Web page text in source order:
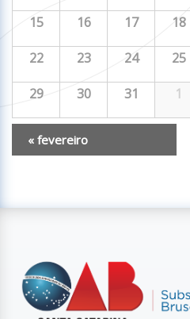
15 16 17 18
22 23 24 25
29 30 31 1
« fevereiro